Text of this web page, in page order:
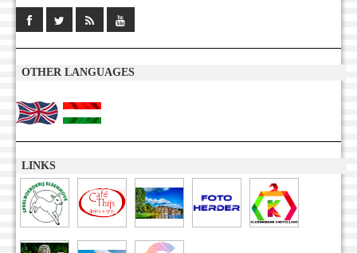
OTHER LANGUAGES
LINKS